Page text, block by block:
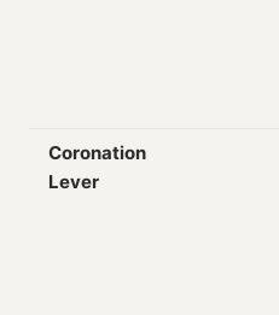
Coronation
Lever